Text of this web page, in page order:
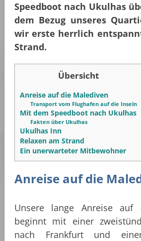
Speedboot nach Ukulhas
dem Bezug unseres
wir erste herrlich
Strand.
Übersicht
Anreise auf die Malediven
Transport vom Flughafen auf die Inseln
Mit dem Speedboot nach Ukulhas
Fakten über Ukulhas
Ukulhas Inn
Relaxen am Strand
Ein unerwarteter Mitbewohner
Anreise auf die
Unsere lange Anreise auf
beginnt mit einer
nach Frankfurt und